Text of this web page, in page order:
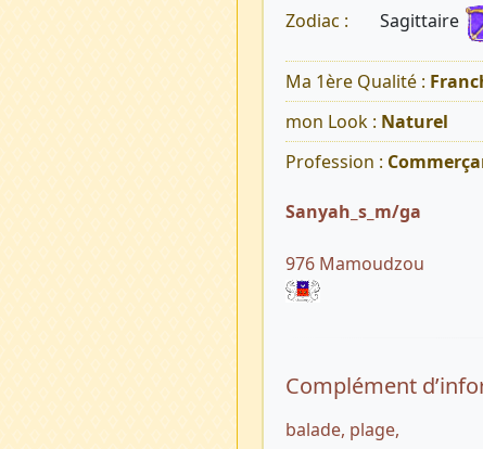
Zodiac : Sagittaire
Ma 1ère Qualité :
mon Look : Naturel
Profession :
Sanyah_s_m/ga
976 Mamoudzou
Complément
balade, plage,